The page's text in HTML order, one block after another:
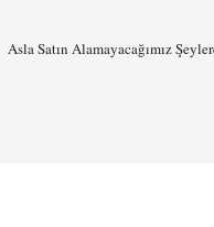
Asla Satın Alamayacağımız